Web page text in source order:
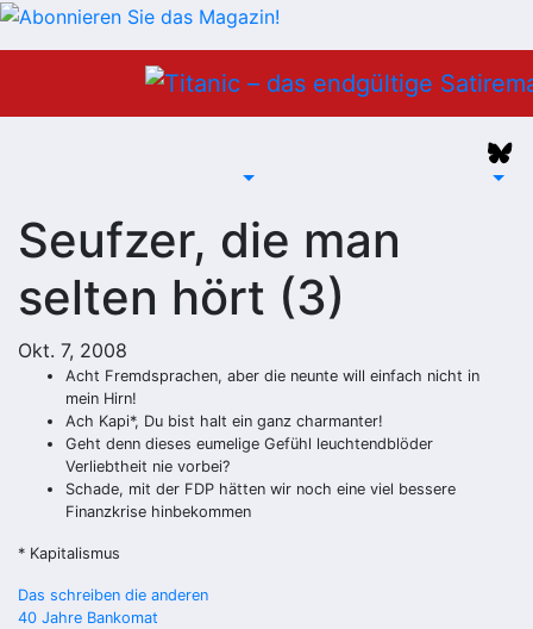
Seufzer, die man
selten hört (3)
Okt. 7, 2008
Acht Fremdsprachen, aber die neunte will einfach nicht in
mein Hirn!
Ach Kapi*, Du bist halt ein ganz charmanter!
Geht denn dieses eumelige Gefühl leuchtendblöder
Verliebtheit nie vorbei?
Schade, mit der FDP hätten wir noch eine viel bessere
Finanzkrise hinbekommen
* Kapitalismus
Beitragsnavigation
Das schreiben die anderen
40 Jahre Bankomat